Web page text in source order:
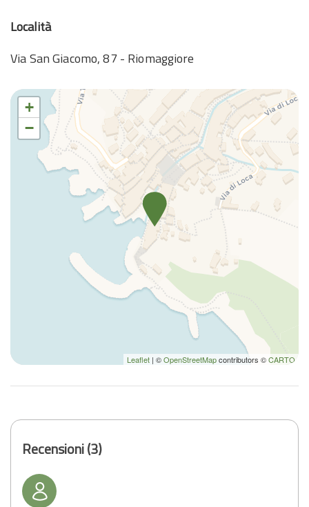
Letto singolo
Phon
Riscaldamento
Riscaldamento autonomo
Riscaldamento / Condizionatore autonomo
Shampoo
Vista sull'acqua
Località
Via San Giacomo, 87 - Riomaggiore
+
−
Leaflet | ©OpenStreetMapcontributors ©CARTO
Recensioni (3)